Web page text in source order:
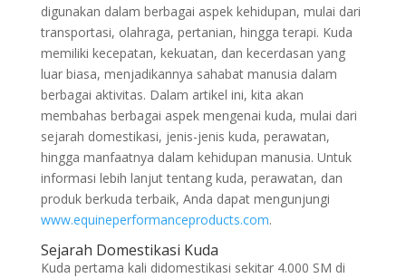
digunakan dalam berbagai aspek kehidupan, mulai dari
transportasi, olahraga, pertanian, hingga terapi. Kuda
memiliki kecepatan, kekuatan, dan kecerdasan yang
luar biasa, menjadikannya sahabat manusia dalam
berbagai aktivitas. Dalam artikel ini, kita akan
membahas berbagai aspek mengenai kuda, mulai dari
sejarah domestikasi, jenis-jenis kuda, perawatan,
hingga manfaatnya dalam kehidupan manusia. Untuk
informasi lebih lanjut tentang kuda, perawatan, dan
produk berkuda terbaik, Anda dapat mengunjungi
www.equineperformanceproducts.com.
Sejarah Domestikasi Kuda
Kuda pertama kali didomestikasi sekitar 4.000 SM di